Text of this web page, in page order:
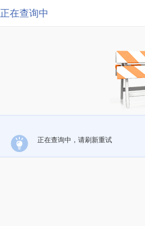
正在查询中
正在查询中，请刷新重试